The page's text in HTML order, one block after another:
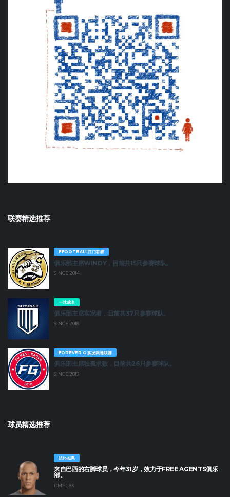
联赛精选推荐
EFOOTBALL江门联赛
俱乐部主席WINDY，目前共15只参赛球队。
SINCE 2014
一球成名
俱乐部主席实况者，目前共37只参赛球队。
SINCE 2018
FOREVER G 实况网通联赛
俱乐部主席独孤求败，目前共26只参赛球队。
SINCE 2013
球员精选推荐
法比尼奥
来自巴西的右脚球员，今年31岁，效力于FREE AGENTS俱乐
部。
DMF | 83